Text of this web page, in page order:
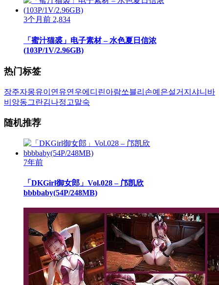
3个月前 2,834
「蜜汁猫裘」电子素材 – 水色夏日信浓
(103P/1V/2.96GB)
热门标签
장주자몽유이 연유연우에디린아람쏘블리 손예은설거지 샤니 바
비앙동그란김나정 고말숙
随机推荐
7年前
「DKGirl御女郎」Vol.028 – 邝凯欣
bbbbaby(54P/248MB)